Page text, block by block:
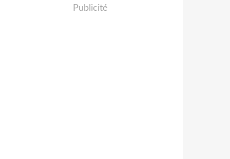
Publicité